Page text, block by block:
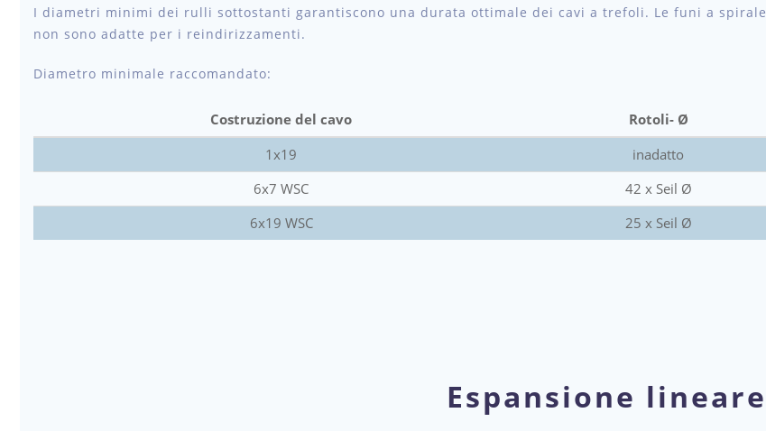
I diametri minimi dei rulli sottostanti garantiscono una durata ottimale dei cavi a trefoli. Le funi a spirale
non sono adatte per i reindirizzamenti.
Diametro minimale raccomandato:
Costruzione del cavo
Rotoli- Ø
1x19
inadatto
6x7 WSC
42 x Seil Ø
6x19 WSC
25 x Seil Ø
Espansione lineare